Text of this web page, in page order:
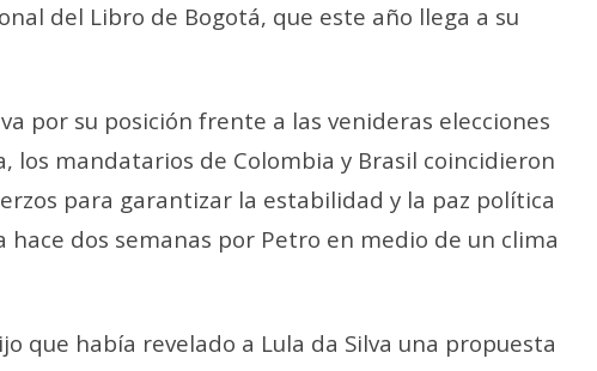
del Libro de Bogotá, que este año llega a su
por su posición frente a las venideras elecciones
los mandatarios de Colombia y Brasil coincidieron
para garantizar la estabilidad y la paz política
hace dos semanas por Petro en medio de un clima
que había revelado a Lula da Silva una propuesta